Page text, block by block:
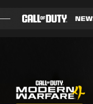
PATCHHINWEISE